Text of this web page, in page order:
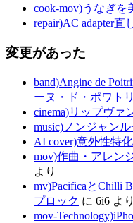
cook-mov)うなぎを
repair)AC adapter直
変更があった
band)Angine de
ーヌ・ド・ポワト
cinema)リップヴァ
music)ノンジャン
AI cover)意外性特化
mov)作曲・アレン
より
mv)PacificaとChilli
プロック に 6i6 より
mov-